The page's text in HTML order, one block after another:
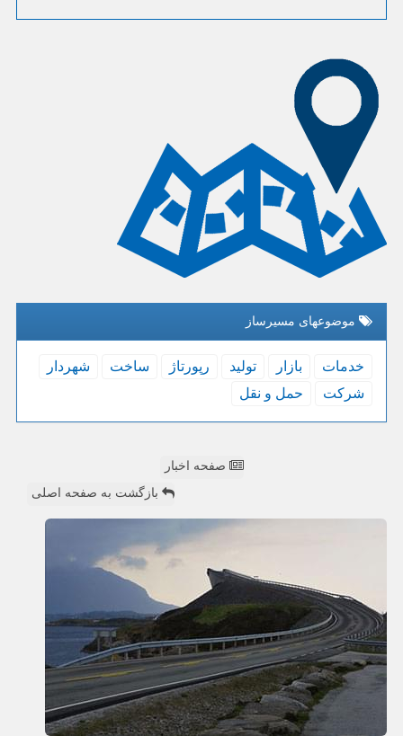
موضوعهای مسیرساز
خدمات بازار تولید رپورتاژ ساخت
شهردار
شركت
حمل و نقل
صفحه اخبار
بازگشت به صفحه اصلی